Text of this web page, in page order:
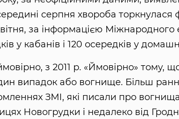
серпня хвороба торкнулася
за інформацією Міжнародного
у кабанів і 120 осередків у
з 2011 р. «Ймовірно» тому,
випадок або вогнище. Більш
ЗМІ, які писали про
Новогрудки і недалеко від